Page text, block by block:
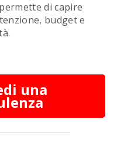
di capire
budget e
una